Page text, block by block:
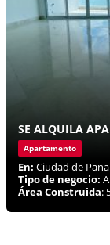
SE ALQUILA
Apartamento
En: Ciudad de
Tipo de negocio:
Área Construida: